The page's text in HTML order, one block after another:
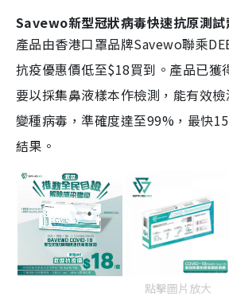
Savewo新型冠狀病毒快速抗原測試
產品由香港口罩品牌Savewo聯乘
抗疫優惠價低至$18買到。產品已獲
要以採集鼻液樣本作檢測，能有效
變種病毒，準確度達至99%，最快
結果。
點擊圖片放大